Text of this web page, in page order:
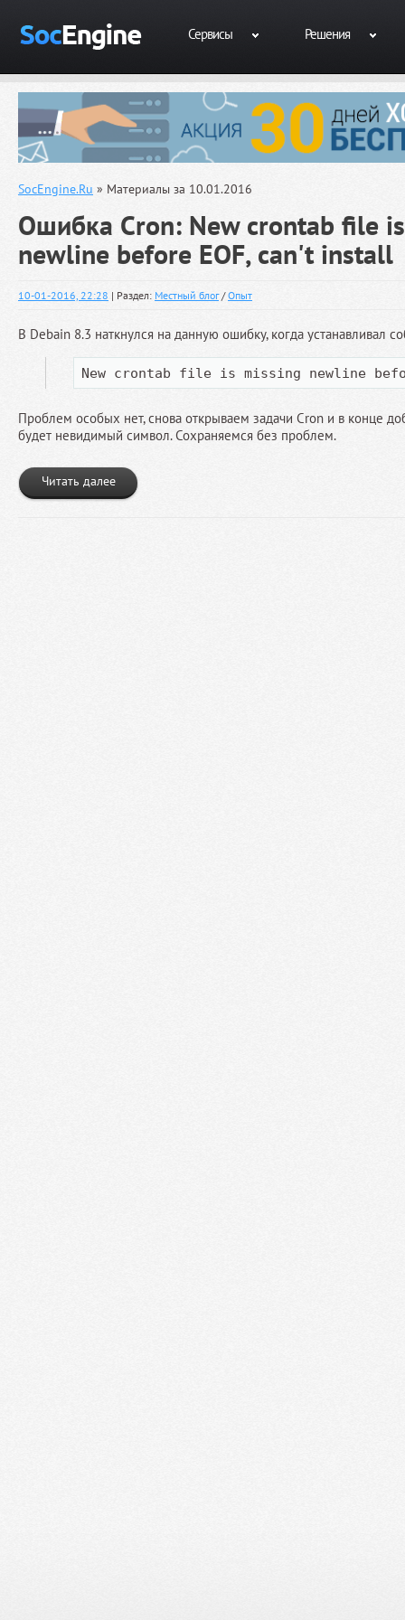
Сервисы Решения
SocEngine.Ru » Материалы за 10.01.2016
Ошибка Cron: New crontab file
newline before EOF, can't install
10-01-2016, 22:28 | Раздел: Местный блог/Опыт
В Debain 8.3 наткнулся на данную ошибку, когда устанавливал
New crontab file is missing newline
Проблем особых нет, снова открываем задачи Cron и в конце
будет невидимый символ. Сохраняемся без проблем.
Читать далее